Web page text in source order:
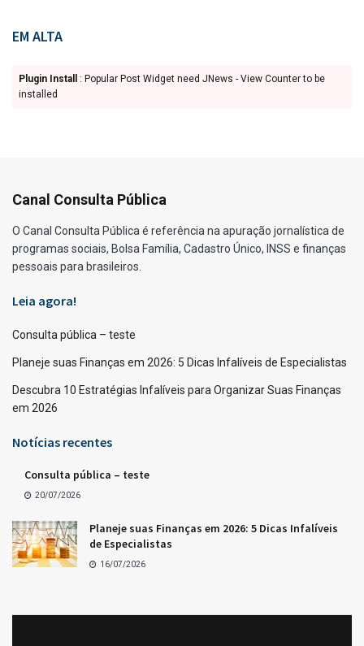
EM ALTA
Plugin Install
: Popular Post Widget need JNews - View Counter to be
installed
Canal Consulta Pública
O Canal Consulta Pública é referência na apuração jornalística de
programas sociais, Bolsa Família, Cadastro Único, INSS e finanças
pessoais para brasileiros.
Leia agora!
Consulta pública – teste
Planeje suas Finanças em 2026: 5 Dicas Infalíveis de Especialistas
Descubra 10 Estratégias Infalíveis para Organizar Suas Finanças
em 2026
Notícias recentes
Consulta pública – teste
20/07/2026
Planeje suas Finanças em 2026: 5 Dicas Infalíveis
de Especialistas
16/07/2026